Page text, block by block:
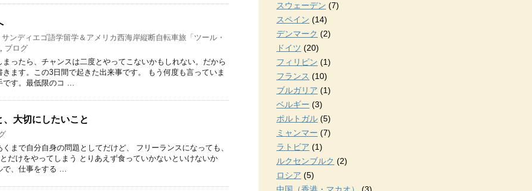
サンディエゴ語学留学＆アメリカ西海岸縦断自転車旅「ツール・
, ブログ
ったら、チャンスは二度とやってこないかもしれない。だから
ます。この3日間で起きた出来事です。 もう何度も言っていま
です。最低限のコ …
大切にしたいこと
まで自分自身の問題としてだけど、 フリーランスになっても、
だけをやってしまう とりあえず食っていかないといけないか
で、仕事をする …
スウェーデン (7)
スペイン (14)
デンマーク (2)
ドイツ (20)
フィリピン (1)
フランス (10)
ブルガリア (1)
ベルギー (3)
ポルトガル (5)
ミャンマー (7)
ラトビア (1)
ルクセンブルク (2)
ロシア (5)